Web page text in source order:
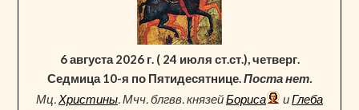
6 августа 2026 г. ( 24 июля ст.ст.), четверг.
Седмица 10-я по Пятидесятнице.Поста нет.
Мц.Христины. Мчч. блгвв. князейБориса иГлеба